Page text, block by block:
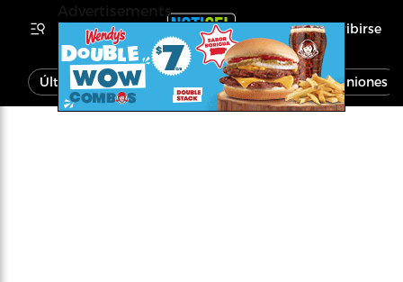
Inscribirse
Última Hora Noticias Economía Opiniones
Advertisements